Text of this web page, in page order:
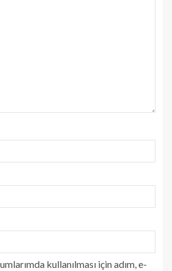
kullanılması için adım, e-